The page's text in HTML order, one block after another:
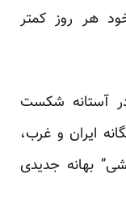
هر روز کمتر
آستانه شکست
ایران و غرب،
بهانه جدیدی